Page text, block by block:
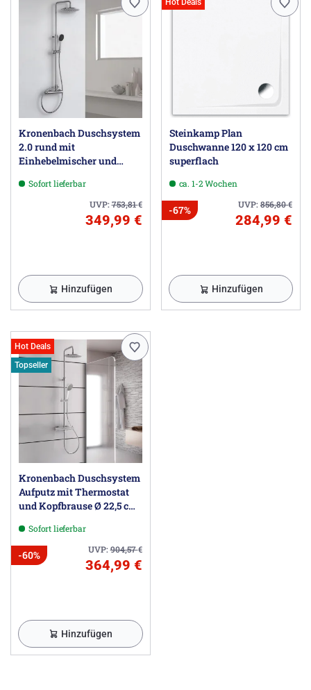
Kronenbach Duschsystem
2.0 rund mit
Einhebelmischer und
Sofort lieferbar
UVP:753,81€
349,99 €
Hinzufügen
Steinkamp Plan
Duschwanne 120 x 120 cm
superflach
ca. 1-2 Wochen
UVP:856,80€
-67%
284,99 €
Hinzufügen
Hot Deals
Topseller
Kronenbach Duschsystem
Aufputz mit Thermostat
und Kopfbrause Ø 22,5 cm,
Sofort lieferbar
UVP:904,57€
-60%
364,99 €
Hinzufügen